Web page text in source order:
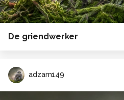
De griendwerker
adzam149